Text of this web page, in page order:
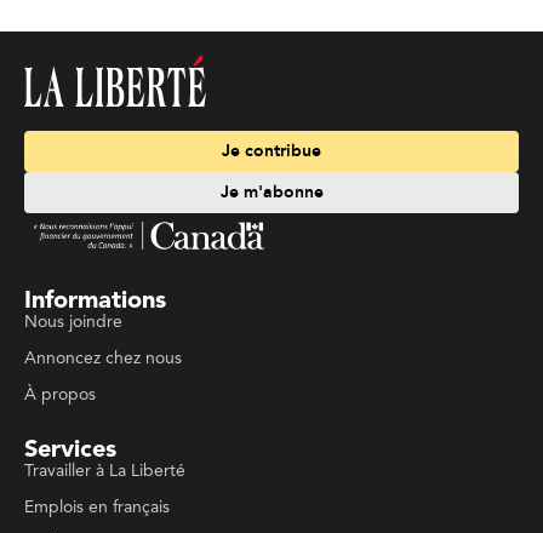
Je contribue
Je m'abonne
Informations
Nous joindre
Annoncez chez nous
À propos
Services
Travailler à La Liberté
Emplois en français